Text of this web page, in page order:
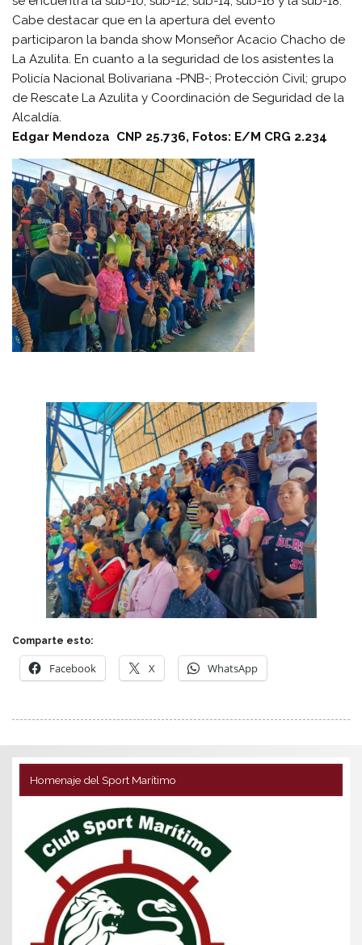
Cabe destacar que en la apertura del evento
participaron la banda show Monseñor Acacio Chacho de
La Azulita. En cuanto a la seguridad de los asistentes la
Policía Nacional Bolivariana -PNB-; Protección Civil; grupo
de Rescate La Azulita y Coordinación de Seguridad de la
Alcaldía.
Edgar Mendoza CNP 25.736, Fotos: E/M CRG 2.234
Comparte esto:
Facebook X WhatsApp
Homenaje del Sport Marítimo